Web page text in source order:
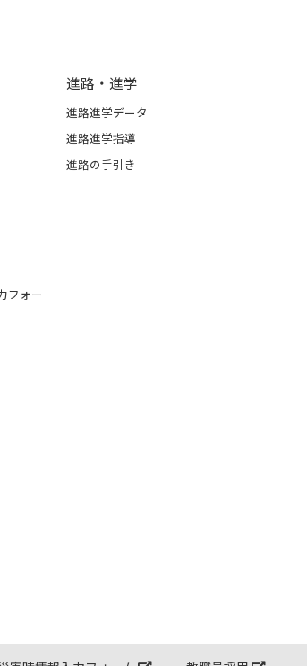
フォー
進路・進学
進路進学データ
進路進学指導
進路の手引き